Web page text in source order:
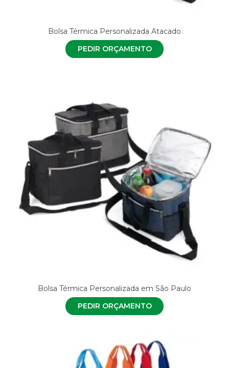
Bolsa Térmica Personalizada Atacado
PEDIR ORÇAMENTO
Bolsa Térmica Personalizada em São Paulo
PEDIR ORÇAMENTO